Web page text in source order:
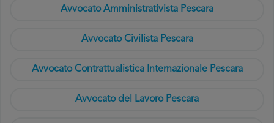
Avvocato Amministrativista Pescara
Avvocato Civilista Pescara
Avvocato Contrattualistica Internazionale Pescara
Avvocato del Lavoro Pescara